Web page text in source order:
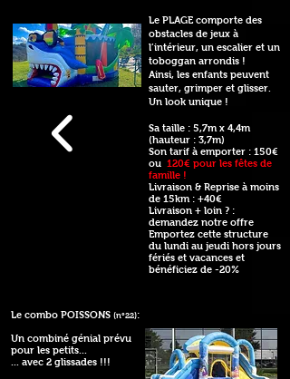
Le PLAGE comporte des
obstacles de jeux à
l’intérieur, un escalier et un
toboggan arrondis !
Ainsi, les enfants peuvent
sauter, grimper et glisser.
Un look unique !
Sa taille : 5,7m x 4,4m
(hauteur : 3,7m)
Son tarif à emporter : 150€
ou 120€ pour les fêtes de
famille !
Livraison & Reprise à moins
de 15km : +40€
Livraison + loin ? :
demandez notre offre
Emportez cette structure
du lundi au jeudi hors jours
fériés et vacances et
bénéficiez de -20%
Le combo POISSONS (n°22):
Un combiné génial prévu
pour les petits...
... avec 2 glissades !!!